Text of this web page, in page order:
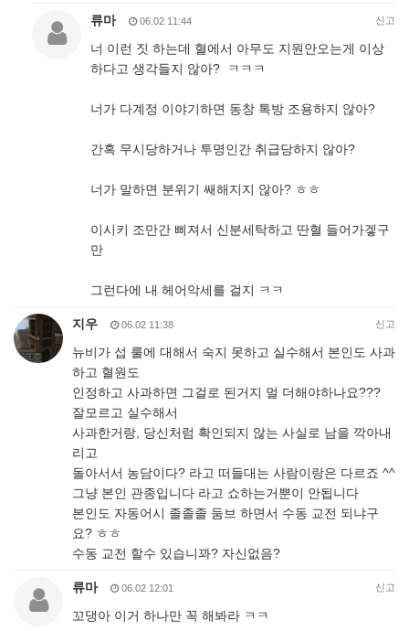
류마 06.02 11:44 신고
너 이런 짓 하는데 혈에서 아무도 지원안오는게 이상
하다고 생각들지 않아? ㅋㅋㅋ
너가 다계정 이야기하면 동창 톡방 조용하지 않아?
간혹 무시당하거나 투명인간 취급당하지 않아?
너가 말하면 분위기 쌔해지지 않아? ㅎㅎ
이시키 조만간 삐져서 신분세탁하고 딴혈 들어가겧구
만
그런다에 내 헤어악세를 걸지 ㅋㅋ
지우 06.02 11:38 신고
뉴비가 섭 룰에 대해서 숙지 못하고 실수해서 본인도 사과
하고 혈원도
인정하고 사과하면 그걸로 된거지 멀 더해야하나요???
잘모르고 실수해서
사과한거랑, 당신처럼 확인되지 않는 사실로 남을 깍아내
리고
돌아서서 농담이다? 라고 떠들대는 사람이랑은 다르죠 ^^
그냥 본인 관종입니다 라고 쇼하는거뿐이 안됩니다
본인도 자동어시 졸졸졸 둠브 하면서 수동 교전 되냐구
요? ㅎㅎ
수동 교전 할수 있습니꽈? 자신없음?
류마 06.02 12:01 신고
꼬댕아 이거 하나만 꼭 해봐라 ㅋㅋ